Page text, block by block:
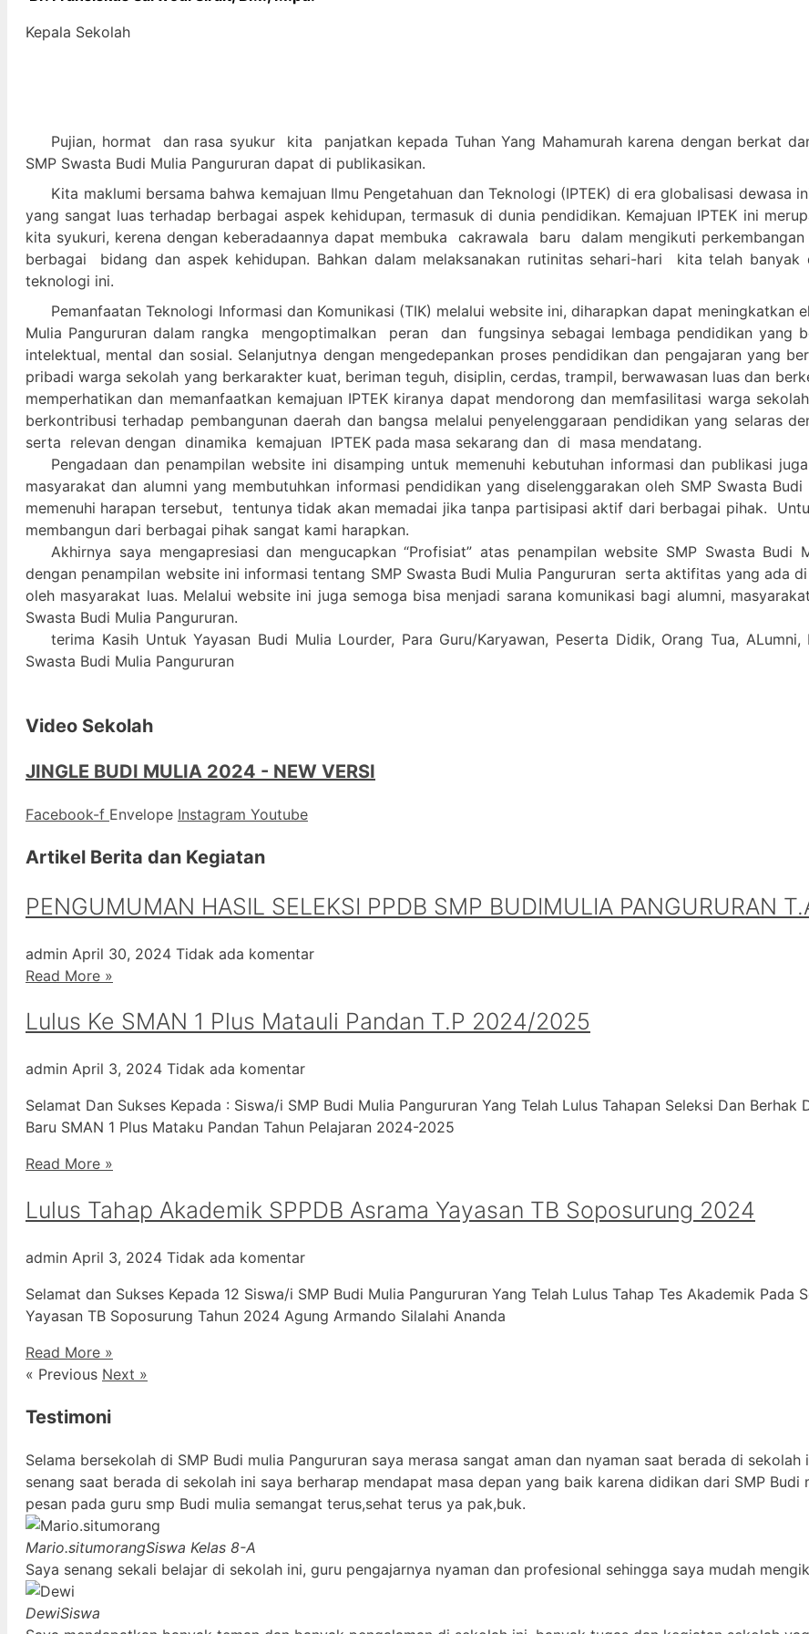
Kepala Sekolah
Pujian, hormat dan rasa syukur kita panjatkan kepada Tuhan Yang Mahamurah karena dengan berkat
SMP Swasta Budi Mulia Pangururan dapat di publikasikan.
Kita maklumi bersama bahwa kemajuan Ilmu Pengetahuan dan Teknologi (IPTEK) di era globalisasi dewasa
yang sangat luas terhadap berbagai aspek kehidupan, termasuk di dunia pendidikan. Kemajuan IPTEK ini
kita syukuri, kerena dengan keberadaannya dapat membuka cakrawala baru dalam mengikuti perkembangan
berbagai bidang dan aspek kehidupan. Bahkan dalam melaksanakan rutinitas sehari-hari kita telah banyak
teknologi ini.
Pemanfaatan Teknologi Informasi dan Komunikasi (TIK) melalui website ini, diharapkan dapat meningkatkan
Mulia Pangururan dalam rangka mengoptimalkan peran dan fungsinya sebagai lembaga pendidikan yang
intelektual, mental dan sosial. Selanjutnya dengan mengedepankan proses pendidikan dan pengajaran yang
pribadi warga sekolah yang berkarakter kuat, beriman teguh, disiplin, cerdas, trampil, berwawasan luas dan
memperhatikan dan memanfaatkan kemajuan IPTEK kiranya dapat mendorong dan memfasilitasi warga
berkontribusi terhadap pembangunan daerah dan bangsa melalui penyelenggaraan pendidikan yang selaras
serta relevan dengan dinamika kemajuan IPTEK pada masa sekarang dan di masa mendatang.
Pengadaan dan penampilan website ini disamping untuk memenuhi kebutuhan informasi dan publikasi
masyarakat dan alumni yang membutuhkan informasi pendidikan yang diselenggarakan oleh SMP Swasta
memenuhi harapan tersebut, tentunya tidak akan memadai jika tanpa partisipasi aktif dari berbagai pihak.
membangun dari berbagai pihak sangat kami harapkan.
Akhirnya saya mengapresiasi dan mengucapkan “Profisiat” atas penampilan website SMP Swasta Budi
dengan penampilan website ini informasi tentang SMP Swasta Budi Mulia Pangururan serta aktifitas yang ada
oleh masyarakat luas. Melalui website ini juga semoga bisa menjadi sarana komunikasi bagi alumni,
Swasta Budi Mulia Pangururan.
terima Kasih Untuk Yayasan Budi Mulia Lourder, Para Guru/Karyawan, Peserta Didik, Orang Tua,
Swasta Budi Mulia Pangururan
Video Sekolah
JINGLE BUDI MULIA 2024 - NEW VERSI
Facebook-f Envelope Instagram Youtube
Artikel Berita dan Kegiatan
PENGUMUMAN HASIL SELEKSI PPDB SMP BUDIMULIA PANGURURAN
admin April 30, 2024 Tidak ada komentar
Read More »
Lulus Ke SMAN 1 Plus Matauli Pandan T.P 2024/2025
admin April 3, 2024 Tidak ada komentar
Selamat Dan Sukses Kepada : Siswa/i SMP Budi Mulia Pangururan Yang Telah Lulus Tahapan Seleksi Dan Berhak
Baru SMAN 1 Plus Mataku Pandan Tahun Pelajaran 2024-2025
Read More »
Lulus Tahap Akademik SPPDB Asrama Yayasan TB Soposurung 2024
admin April 3, 2024 Tidak ada komentar
Selamat dan Sukses Kepada 12 Siswa/i SMP Budi Mulia Pangururan Yang Telah Lulus Tahap Tes Akademik Pada
Yayasan TB Soposurung Tahun 2024 Agung Armando Silalahi ⁠Ananda
Read More »
« Previous Next »
Testimoni
Selama bersekolah di SMP Budi mulia Pangururan saya merasa sangat aman dan nyaman saat berada di sekolah
senang saat berada di sekolah ini saya berharap mendapat masa depan yang baik karena didikan dari SMP Budi
pesan pada guru smp Budi mulia semangat terus,sehat terus ya pak,buk.
Mario.situmorangSiswa Kelas 8-A
Saya senang sekali belajar di sekolah ini, guru pengajarnya nyaman dan profesional sehingga saya mudah
DewiSiswa